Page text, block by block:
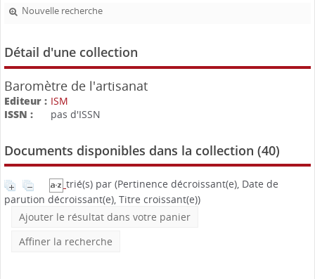
Nouvelle recherche
Détail d'une collection
Baromètre de l'artisanat
Editeur : ISM
ISSN :
pas d'ISSN
Documents disponibles dans la collection (40)
trié(s) par (Pertinence décroissant(e), Date de
parution décroissant(e), Titre croissant(e))
Ajouter le résultat dans votre panier
Affiner la recherche